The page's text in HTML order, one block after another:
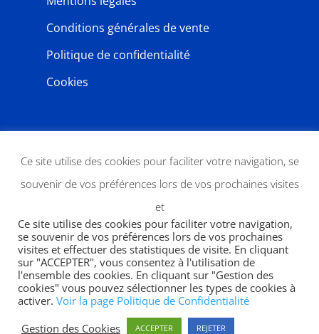
Conditions générales de vente
Politique de confidentialité
Cookies
JE M'ABONNE
Ce site utilise des cookies pour faciliter votre navigation, se
souvenir de vos préférences lors de vos prochaines visites
et
Ce site utilise des cookies pour faciliter votre navigation,
se souvenir de vos préférences lors de vos prochaines
visites et effectuer des statistiques de visite. En cliquant
sur "ACCEPTER", vous consentez à l'utilisation de
l'ensemble des cookies. En cliquant sur "Gestion des
cookies" vous pouvez sélectionner les types de cookies à
activer. Voir la page Politique de Confidentialité
Gestion des Cookies
ACCEPTER REJETER